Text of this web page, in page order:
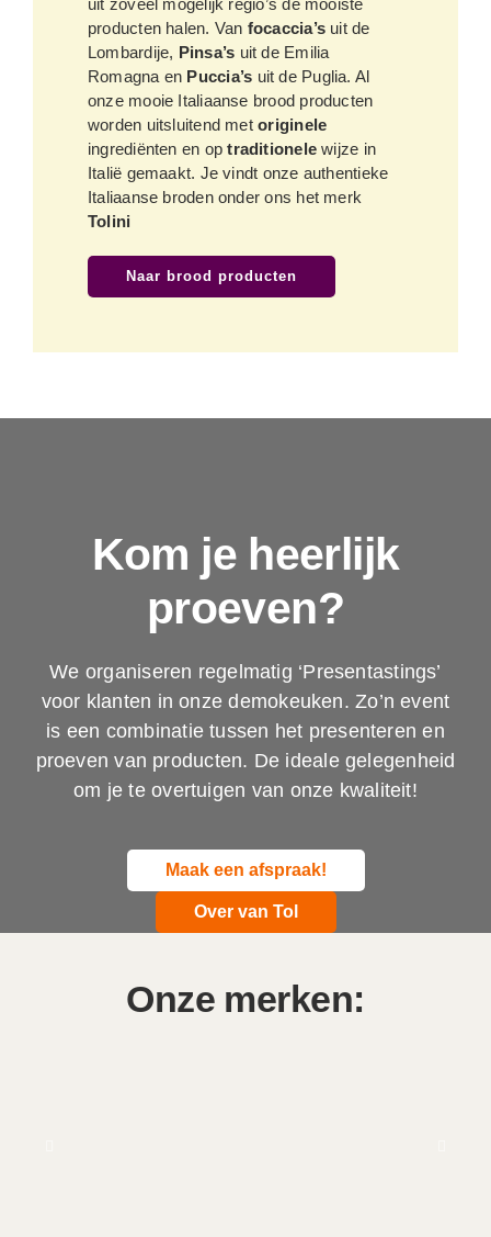
uit zoveel mogelijk regio’s de mooiste
producten halen. Van focaccia’suit de
Lombardije, Pinsa’s uit de Emilia
Romagna en Puccia’s uit de Puglia. Al
onze mooie Italiaanse brood producten
worden uitsluitend metoriginele
ingrediënten en optraditionelewijze in
Italië gemaakt. Je vindt onze authentieke
Italiaanse broden onder ons het merk
Tolini
Naar brood producten
Kom je heerlijk
proeven?
We organiseren regelmatig ‘Presentastings’
voor klanten in onze demokeuken. Zo’n event
is een combinatie tussen het presenteren en
proeven van producten. De ideale gelegenheid
om je te overtuigen van onze kwaliteit!
Maak een afspraak!
Over van Tol
Onze merken: